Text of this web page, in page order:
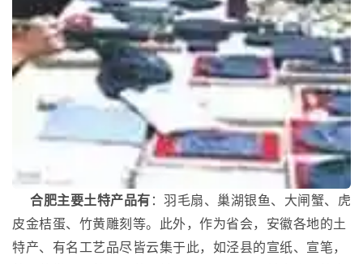
合肥主要土特产品有 ：羽毛扇、巢湖银鱼、大闸蟹、虎
皮金桔蛋、竹黄雕刻等。此外，作为省会，安徽各地的土
特产、有名工艺品尽皆云集于此，如泾县的宣纸、宣笔，